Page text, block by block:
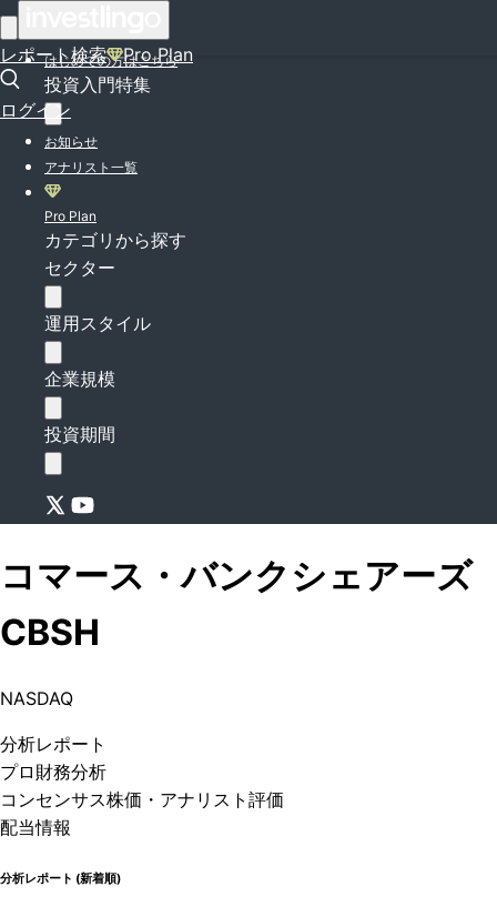
レポート検索 Pro Plan
ログイン
はじめての方はこちら
投資入門特集
お知らせ
アナリスト一覧
Pro Plan
カテゴリから探す
セクター
運用スタイル
企業規模
投資期間
コマース・バンクシェアーズ
CBSH
NASDAQ
分析レポート
プロ 財務分析
コンセンサス株価 ・アナリスト評価
配当情報
分析レポート (新着順)